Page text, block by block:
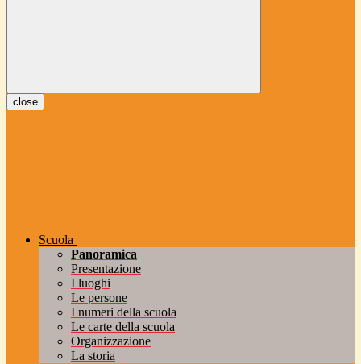
close
Scuola
Panoramica
Presentazione
I luoghi
Le persone
I numeri della scuola
Le carte della scuola
Organizzazione
La storia